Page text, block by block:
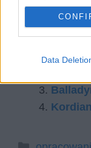
Data
Czytaj także:
Kategorie